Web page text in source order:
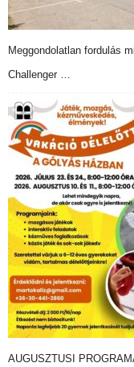
Meggondolatlan fordulás
Challenger …
AUGUSZTUSI